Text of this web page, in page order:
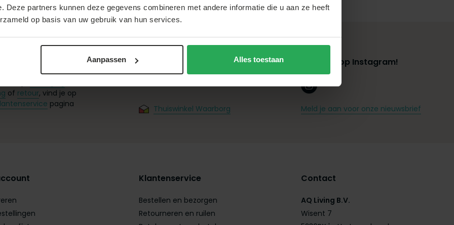
Deze partners kunnen deze gegevens combineren met andere informatie die u aan ze heeft
op basis van uw gebruik van hun services.
Aanpassen Alles toestaan
of retour, vind je op
pagina Thuiswinkel Waarborg
Volg ons op Instagram!
Meld je aan voor onze nieuwsbrief
Klantenservice
Bestellen en bezorgen
Retourneren en ruilen
Contact
AQ Living B.V.
Wisent 7